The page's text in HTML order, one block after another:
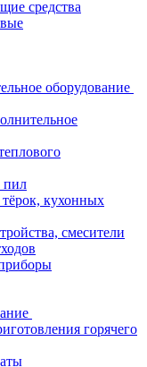
средства
оборудование
пил
кухонных
смесители
горячего